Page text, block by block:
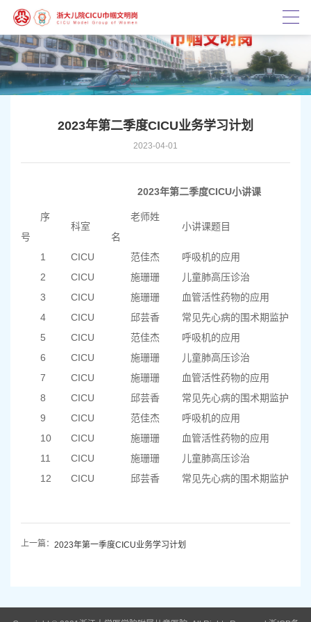
2023年第二季度CICU业务学习计划
2023-04-01
2023年第二季度CICU小讲课
序
号
科室
老师姓
名
小讲课题目
1 CICU 范佳杰
呼吸机的应用
2
CICU 施珊珊
儿童肺高压诊治
3
CICU 施珊珊
血管活性药物的应用
4
CICU 邱芸香
常见先心病的围术期监护
5
CICU 范佳杰
呼吸机的应用
6
CICU 施珊珊
儿童肺高压诊治
7
CICU 施珊珊
血管活性药物的应用
8
CICU 邱芸香
常见先心病的围术期监护
9
CICU 范佳杰
呼吸机的应用
10
CICU 施珊珊
血管活性药物的应用
11
CICU 施珊珊
儿童肺高压诊治
12
CICU 邱芸香 常见先心病的围术期监护
上一篇： 2023年第一季度CICU业务学习计划